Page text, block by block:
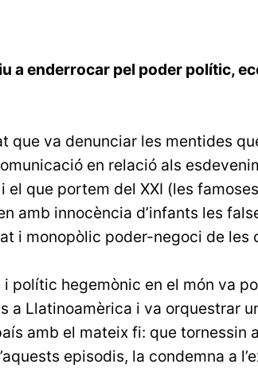
a enderrocar pel poder polític,
que va denunciar les mentides
en relació als
el que portem del XXI (les
amb innocència d’infants les
i monopòlic poder-negoci de les
polític hegemònic en el món va
a Llatinoamèrica i va orquestrar
amb el mateix fi: que tornessin
episodis, la condemna a